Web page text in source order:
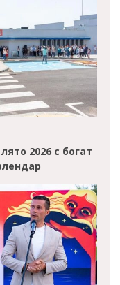
2026 с богат